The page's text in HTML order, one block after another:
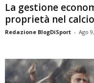
La gestione
proprietà nel
Redazione BlogDiSport - Ago